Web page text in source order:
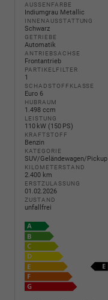
AUSSENFARBE
Indiumgrau Metallic
INNENAUSSTATTUNG
Schwarz
GETRIEBE
Automatik
ANTRIEBSACHSE
Frontantrieb
PARTIKELFILTER
1
SCHADSTOFFKLASSE
Euro 6
HUBRAUM
1.498 ccm
LEISTUNG
110 kW (150 PS)
KRAFTSTOFF
Benzin
KATEGORIE
SUV/Geländewagen/Pickup
KILOMETERSTAND
2.400 km
ERSTZULASSUNG
01.02.2026
ZUSTAND
unfallfrei